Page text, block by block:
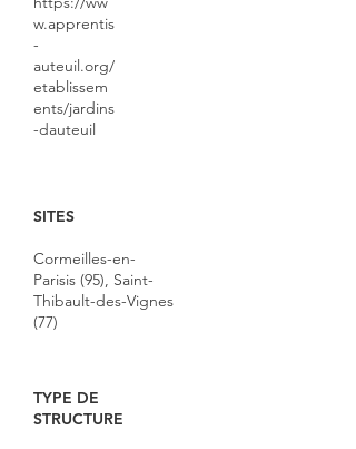
w.apprentis
-
auteuil.org/
etablissem
ents/jardins
-dauteuil
SITES
Cormeilles-en-
Parisis (95), Saint-
Thibault-des-Vignes
(77)
TYPE DE
STRUCTURE